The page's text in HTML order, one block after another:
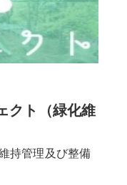
クト（緑化維
持管理及び整備